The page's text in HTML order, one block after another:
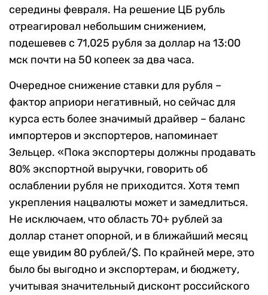
середины февраля. На решение ЦБ рубль
отреагировал небольшим снижением,
подешевев с 71,025 рубля за доллар на 13:00
мск почти на 50 копеек за два часа.
Очередное снижение ставки для рубля –
фактор априори негативный, но сейчас для
курса есть более значимый драйвер – баланс
импортеров и экспортеров, напоминает
Зельцер. «Пока экспортеры должны продавать
80% экспортной выручки, говорить об
ослаблении рубля не приходится. Хотя темп
укрепления нацвалюты может и замедлиться.
Не исключаем, что область 70+ рублей за
доллар станет опорной, и в ближайший месяц
еще увидим 80 рублей/$. По крайней мере, это
было бы выгодно и экспортерам, и бюджету,
учитывая значительный дисконт российского